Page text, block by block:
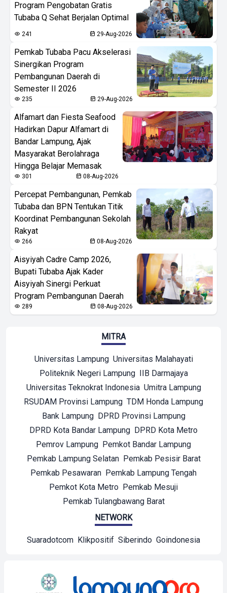
Program Pengobatan Gratis
Tubaba Q Sehat Berjalan Optimal
241 29-Aug-2026
Pemkab Tubaba Pacu Akselerasi
Sinergikan Program
Pembangunan Daerah di
Semester II 2026
235 29-Aug-2026
Alfamart dan Fiesta Seafood
Hadirkan Dapur Alfamart di
Bandar Lampung, Ajak
Masyarakat Berolahraga
Hingga Belajar Memasak
301 08-Aug-2026
Percepat Pembangunan, Pemkab
Tubaba dan BPN Tentukan Titik
Koordinat Pembangunan Sekolah
Rakyat
266 08-Aug-2026
Aisyiyah Cadre Camp 2026,
Bupati Tubaba Ajak Kader
Aisyiyah Sinergi Perkuat
Program Pembangunan Daerah
289 08-Aug-2026
MITRA
Universitas Lampung Universitas Malahayati
Politeknik Negeri Lampung
IIB Darmajaya
Universitas Teknokrat Indonesia Umitra Lampung
RSUDAM Provinsi Lampung TDM Honda Lampung
Bank Lampung
DPRD Provinsi Lampung
DPRD Kota Bandar Lampung DPRD Kota Metro
Pemrov Lampung Pemkot Bandar Lampung
Pemkab Lampung Selatan
Pemkab Pesisir Barat
Pemkab Pesawaran Pemkab Lampung Tengah
Pemkot Kota Metro Pemkab Mesuji
Pemkab Tulangbawang Barat
NETWORK
Suaradotcom Klikpositif Siberindo Goindonesia